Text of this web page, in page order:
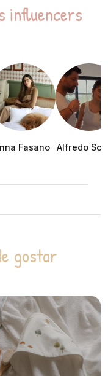
influencers
Fasano Alfredo
gostar